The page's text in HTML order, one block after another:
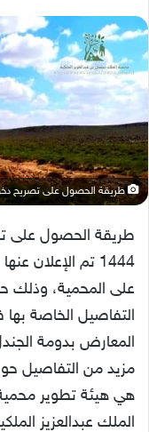
طريقة الحصول على تصريح
طريقة الحصول على
1444 تم الإعلان
على المحمية، وذلك
التفاصيل الخاصة
المعارض بدومة
مزيد من التفاصيل
هي هيئة تطوير
الملك عبدالعزيز